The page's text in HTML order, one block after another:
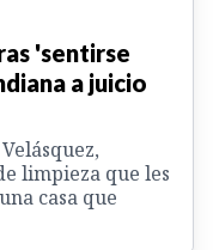
'sentirse
a juicio
limpieza que les
casa que